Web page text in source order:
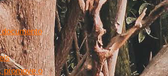
promove o